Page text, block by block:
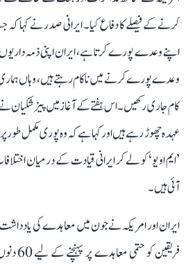
کرنے کے فیصلے کا دفاع کیا۔ ایرانی صدر نے کہا
اپنے وعدے پورے کرتا ہے، ایران اپنی ذمہ
وعدے پورے کرنے میں ناکام رہتے ہیں، وہاں ہماری
کام جاری رکھیں۔ اس ہفتے کے آغاز میں پیزشکیان
عہدہ چھوڑ رہے ہیں اور کہا ہے کہ وہ پوری مکمل طور
’ایم او یو‘ کو لے کر ایرانی قیادت کے درمیان
آئی ہیں۔
ایران اور امریکہ نے جون میں معاہدے کی